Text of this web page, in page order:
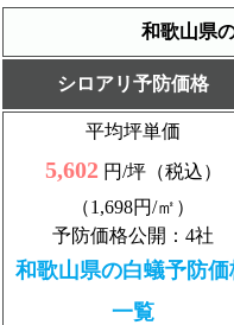
和歌山県
シロアリ予防価格
平均坪単価
5,602 円/坪（税込）
（1,698円/㎡）
予防価格公開：4社
和歌山県の白蟻予防価
一覧